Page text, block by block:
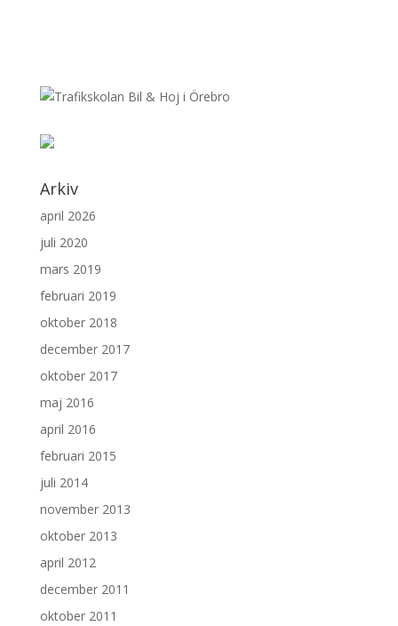
Arkiv
april 2026
juli 2020
mars 2019
februari 2019
oktober 2018
december 2017
oktober 2017
maj 2016
april 2016
februari 2015
juli 2014
november 2013
oktober 2013
april 2012
december 2011
oktober 2011